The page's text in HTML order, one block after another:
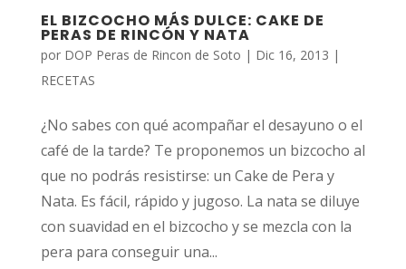
EL BIZCOCHO MÁS DULCE: CAKE DE
PERAS DE RINCÓN Y NATA
por DOP Peras de Rincon de Soto | Dic 16, 2013 |
RECETAS
¿No sabes con qué acompañar el desayuno o el
café de la tarde? Te proponemos un bizcocho al
que no podrás resistirse: un Cake de Pera y
Nata. Es fácil, rápido y jugoso. La nata se diluye
con suavidad en el bizcocho y se mezcla con la
pera para conseguir una...